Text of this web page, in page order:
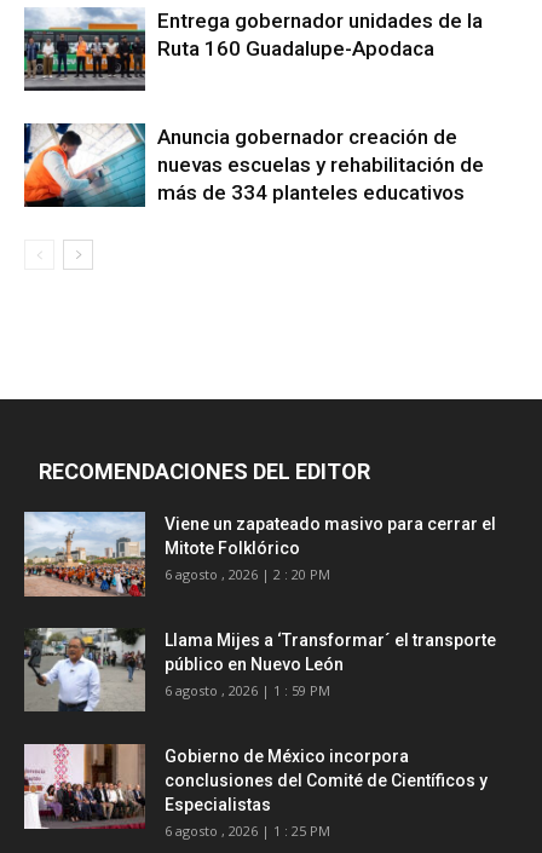
Entrega gobernador unidades de la
Ruta 160 Guadalupe-Apodaca
Anuncia gobernador creación de
nuevas escuelas y rehabilitación de
más de 334 planteles educativos
RECOMENDACIONES DEL EDITOR
Viene un zapateado masivo para cerrar el
Mitote Folklórico
6 agosto , 2026 | 2 : 20 PM
Llama Mijes a ‘Transformar´ el transporte
público en Nuevo León
6 agosto , 2026 | 1 : 59 PM
Gobierno de México incorpora
conclusiones del Comité de Científicos y
Especialistas
6 agosto , 2026 | 1 : 25 PM